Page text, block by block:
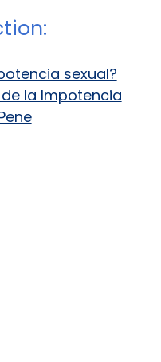
sexual?
la Impotencia